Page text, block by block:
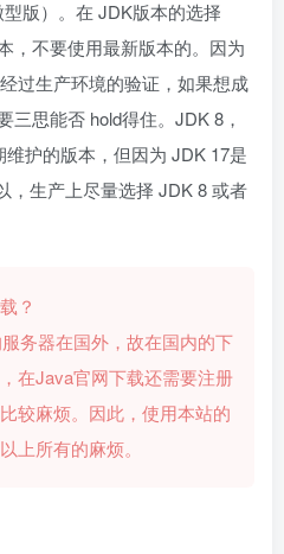
版）。在 JDK版本的选择
，不要使用最新版本的。因为
过生产环境的验证，如果想成
三思能否 hold得住。JDK 8，
护的版本，但因为 JDK 17是
，生产上尽量选择 JDK 8 或者
？
务器在国外，故在国内的下
在Java官网下载还需要注册
较麻烦。因此，使用本站的
上所有的麻烦。